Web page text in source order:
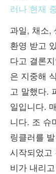
러나 현재
과일, 채소,
환영 받고
다고 결론
은 지중해
고 말했다.
일입니다.
니다. 조 슈
링클러를
시작되었고
비가 내리